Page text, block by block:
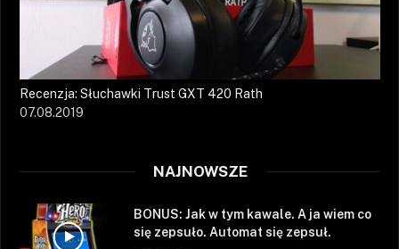
Recenzja: Słuchawki Trust GXT 420 Rath
07.08.2019
NAJNOWSZE
BONUS: Jak w tym kawale. A ja wiem co
się zepsuło. Automat się zepsuł.